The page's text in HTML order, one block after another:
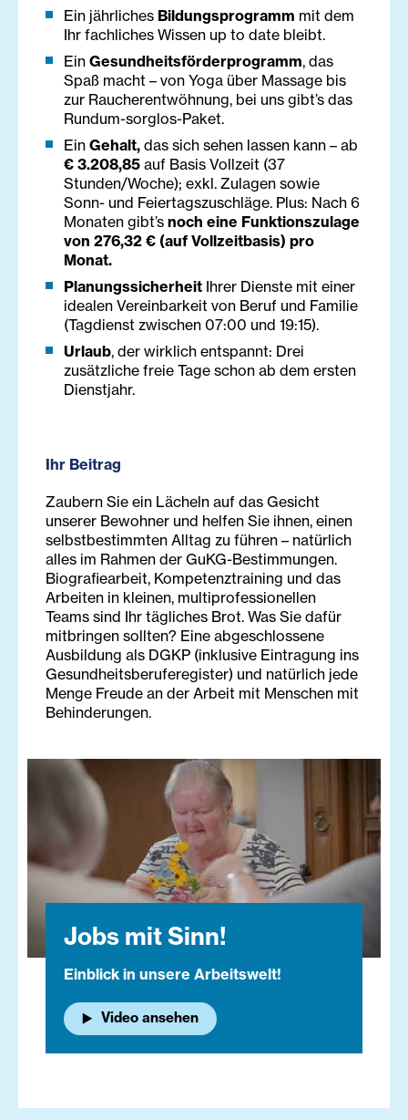
Ein jährliches Bildungsprogramm mit dem
Ihr fachliches Wissen up to date bleibt.
Ein Gesundheitsförderprogramm, das
Spaß macht – von Yoga über Massage bis
zur Raucherentwöhnung, bei uns gibt’s das
Rundum-sorglos-Paket.
Ein Gehalt, das sich sehen lassen kann – ab
€ 3.208,85 auf Basis Vollzeit (37
Stunden/Woche); exkl. Zulagen sowie
Sonn- und Feiertagszuschläge. Plus: Nach 6
Monaten gibt’s noch eine Funktionszulage
von 276,32 € (auf Vollzeitbasis) pro
Monat.
Planungssicherheit Ihrer Dienste mit einer
idealen Vereinbarkeit von Beruf und Familie
(Tagdienst zwischen 07:00 und 19:15).
Urlaub, der wirklich entspannt: Drei
zusätzliche freie Tage schon ab dem ersten
Dienstjahr.
Ihr Beitrag
Zaubern Sie ein Lächeln auf das Gesicht
unserer Bewohner und helfen Sie ihnen, einen
selbstbestimmten Alltag zu führen – natürlich
alles im Rahmen der GuKG-Bestimmungen.
Biografiearbeit, Kompetenztraining und das
Arbeiten in kleinen, multiprofessionellen
Teams sind Ihr tägliches Brot. Was Sie dafür
mitbringen sollten? Eine abgeschlossene
Ausbildung als DGKP (inklusive Eintragung ins
Gesundheitsberuferegister) und natürlich jede
Menge Freude an der Arbeit mit Menschen mit
Behinderungen.
Jobs mit Sinn!
Einblick in unsere Arbeitswelt!
Video ansehen